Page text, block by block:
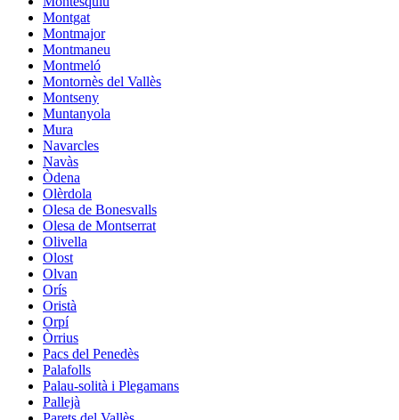
Montgat
Montmajor
Montmaneu
Montmeló
Montornès del Vallès
Montseny
Muntanyola
Mura
Navarcles
Navàs
Òdena
Olèrdola
Olesa de Bonesvalls
Olesa de Montserrat
Olivella
Olost
Olvan
Orís
Oristà
Orpí
Òrrius
Pacs del Penedès
Palafolls
Palau-solità i Plegamans
Pallejà